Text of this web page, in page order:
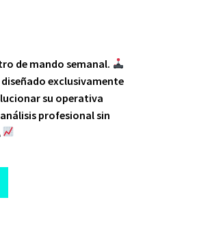
de mando semanal.
exclusivamente
su operativa
profesional sin